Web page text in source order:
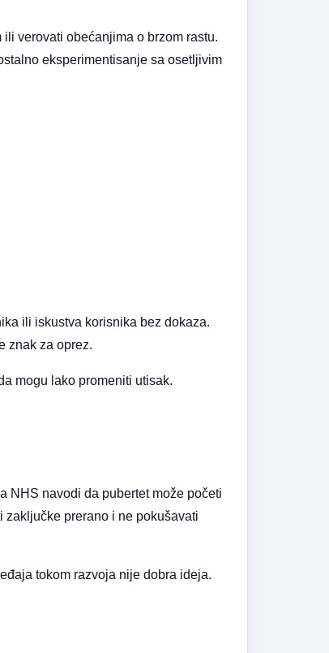
verovati obećanjima o brzom rastu.
eksperimentisanje sa osetljivim
ili iskustva korisnika bez dokaza.
znak za oprez.
mogu lako promeniti utisak.
NHS navodi da pubertet može početi
prerano i ne pokušavati
tokom razvoja nije dobra ideja.